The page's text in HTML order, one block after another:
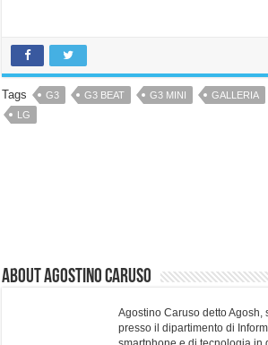
Tags G3 G3 BEAT G3 MINI GALLERIA
LG
About Agostino Caruso
Agostino Caruso detto Agosh,
presso il dipartimento di